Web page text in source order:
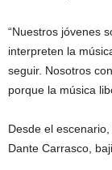
“Nuestros jóvenes
interpreten la
seguir. Nosotros
porque la música
Desde el
Dante Carrasco,